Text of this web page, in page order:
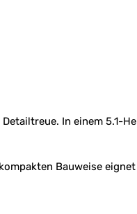
In einem 5.1-
Bauweise